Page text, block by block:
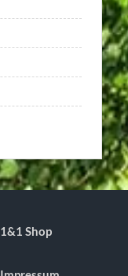
1&1 Shop